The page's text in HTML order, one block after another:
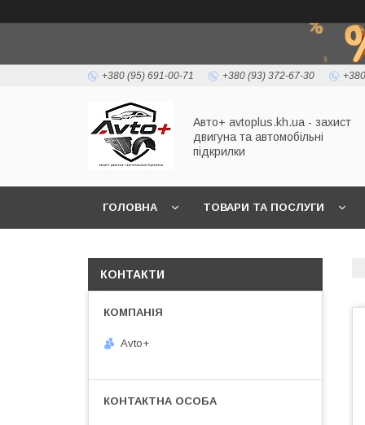
+380 (95) 691-00-71 +380 (93) 372-67-30
Авто+ avtoplus.kh.ua - захист
двигуна та автомобільні
підкрилки
ГОЛОВНА ТОВАРИ ТА ПОСЛУГИ
КОНТАКТИ
Avto+